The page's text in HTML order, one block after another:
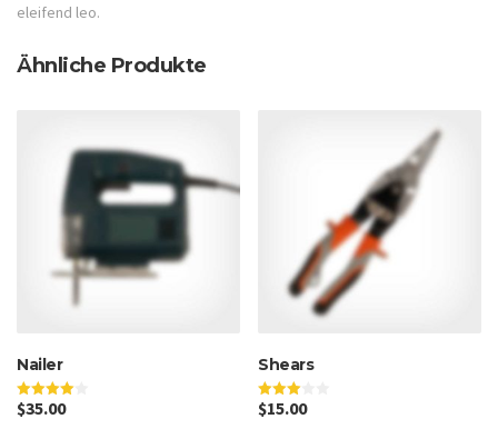
eleifend leo.
Ähnliche Produkte
Nailer
Bewertet
mit
$35.00
Shears
Bewertet
mit
$15.00